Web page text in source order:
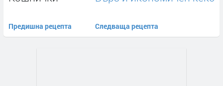
Предишна рецепта Следваща рецепта